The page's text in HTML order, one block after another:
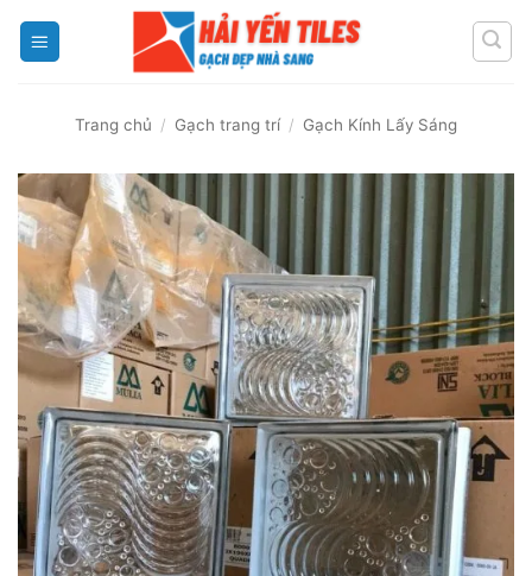
Trang chủ / Gạch trang trí / Gạch Kính Lấy Sáng